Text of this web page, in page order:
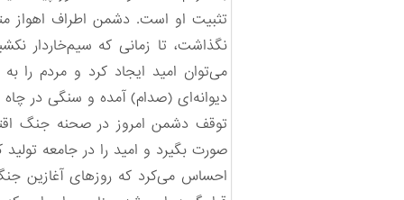
تثبیت او است. دشمن اطراف اهواز
نگذاشت، تا زمانی که سیم‌خاردار
می‌توان امید ایجاد کرد و مردم را
دیوانه‌ای (صدام) آمده و سنگی در چاه
توقف دشمن امروز در صحنه جنگ
صورت بگیرد و امید را در جامعه
احساس می‌کرد که روزهای آغازین